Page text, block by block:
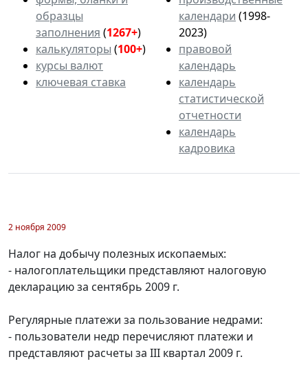
образцы
заполнения (1267+)
калькуляторы (100+)
курсы валют
ключевая ставка
календари (1998-
2023)
правовой
календарь
календарь
статистической
отчетности
календарь
кадровика
2 ноября 2009
Налог на добычу полезных ископаемых:
- налогоплательщики представляют налоговую
декларацию за сентябрь 2009 г.
Регулярные платежи за пользование недрами:
- пользователи недр перечисляют платежи и
представляют расчеты за III квартал 2009 г.